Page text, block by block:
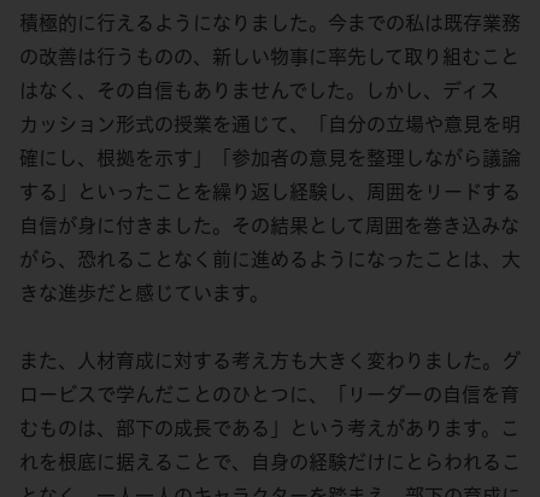
積極的に行えるようになりました。今までの私は既存業務
の改善は行うものの、新しい物事に率先して取り組むこと
はなく、その自信もありませんでした。しかし、ディス
カッション形式の授業を通じて、「自分の立場や意見を明
確にし、根拠を示す」「参加者の意見を整理しながら議論
する」といったことを繰り返し経験し、周囲をリードする
自信が身に付きました。その結果として周囲を巻き込みな
がら、恐れることなく前に進めるようになったことは、大
きな進歩だと感じています。
また、人材育成に対する考え方も大きく変わりました。グ
ロービスで学んだことのひとつに、「リーダーの自信を育
むものは、部下の成長である」という考えがあります。こ
れを根底に据えることで、自身の経験だけにとらわれるこ